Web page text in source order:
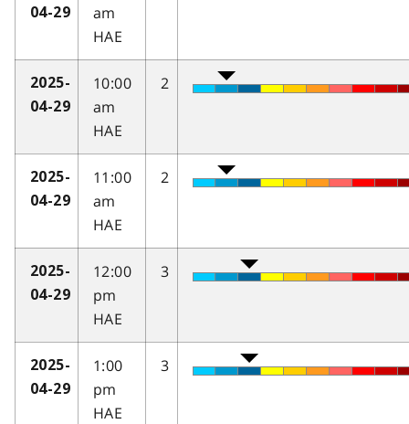
04-29
am
HAE
2025-
04-29
10:00
am
HAE
2
2025-
04-29
11:00
am
HAE
2
2025-
04-29
12:00
pm
HAE
3
2025-
04-29
1:00
pm
HAE
3